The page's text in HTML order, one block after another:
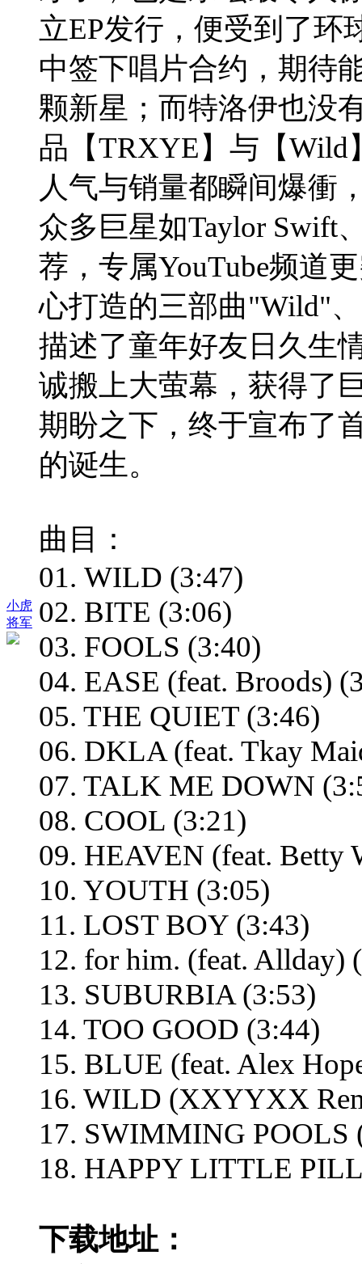
小虎
将军
立EP发行，便受到了环
中签下唱片合约，期待
颗新星；而特洛伊也没
品【TRXYE】与【Wild
人气与销量都瞬间爆衝
众多巨星如Taylor Swift
荐，专属YouTube频道
心打造的三部曲"Wild"
描述了童年好友日久生
诚搬上大萤幕，获得了
期盼之下，终于宣布了
的诞生。
曲目：
01. WILD (3:47)
02. BITE (3:06)
03. FOOLS (3:40)
04. EASE (feat. Broods)
05. THE QUIET (3:46)
06. DKLA (feat. Tkay
07. TALK ME DOWN
08. COOL (3:21)
09. HEAVEN (feat. Betty
10. YOUTH (3:05)
11. LOST BOY (3:43)
12. for him. (feat. Allday)
13. SUBURBIA (3:53)
14. TOO GOOD (3:44)
15. BLUE (feat. Alex
16. WILD (XXYYXX
17. SWIMMING POOLS
18. HAPPY LITTLE
下载地址：